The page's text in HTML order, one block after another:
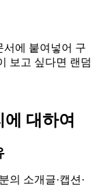
서에 붙여넣어 구
보고 싶다면 랜덤
대하여
의 소개글·캡션·